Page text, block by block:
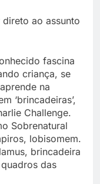
ao assunto
fascina
criança, se
na
‘brincadeiras’,
Challenge.
Sobrenatural
lobisomem.
brincadeira
das